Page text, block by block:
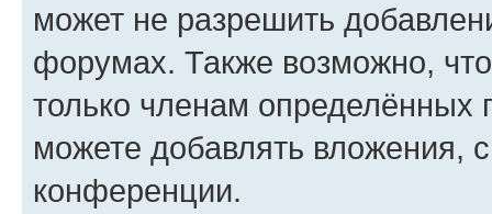
может не разрешить
форумах. Также возможно,
только членам определённых
можете добавлять вложения,
конференции.